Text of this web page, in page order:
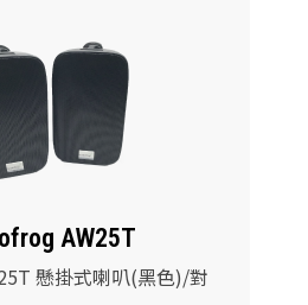
AW25T
懸掛式喇叭(黑色)/對